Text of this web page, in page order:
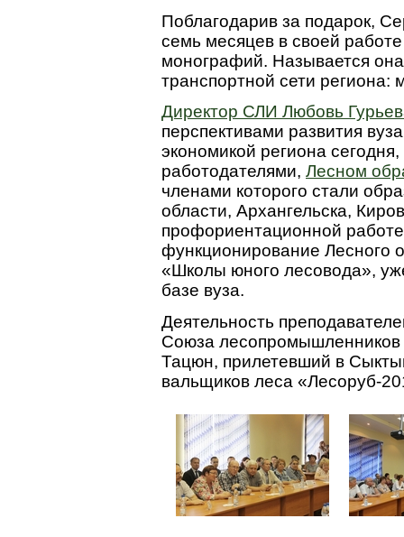
Поблагодарив за подарок,
семь месяцев в своей
монографий. Называется
транспортной сети региона:
Директор СЛИ Любовь
перспективами развития
экономикой региона
работодателями, Лесном
членами которого стали
области, Архангельска,
профориентационной
функционирование Лесного
«Школы юного лесовода»,
базе вуза.
Деятельность
Союза лесопромышленников
Тацюн, прилетевший в
вальщиков леса «Лесоруб-